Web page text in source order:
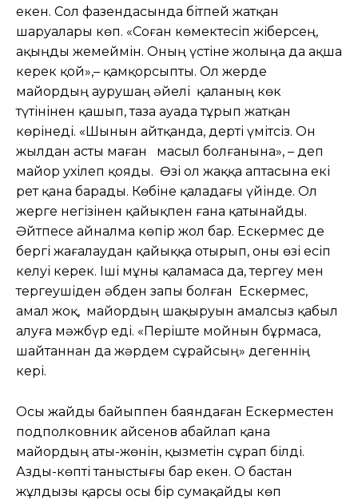
екен. Сол фазендасында бітпей жатқан
шаруалары көп. «Соған көмектесіп жіберсең,
ақыңды жемеймін. Оның үстіне жолыңа да ақша
керек қой»,– қамқорсыпты. Ол жерде
майордың аурушаң әйелі қаланың көк
түтінінен қашып, таза ауада тұрып жатқан
көрінеді. «Шынын айтқанда, дерті үмітсіз. Он
жылдан асты маған масыл болғанына», – деп
майор ухілеп қояды. Өзі ол жаққа аптасына екі
рет қана барады. Көбіне қаладағы үйінде. Ол
жерге негізінен қайықпен ғана қатынайды.
Әйтпесе айналма көпір жол бар. Ескермес де
бергі жағалаудан қайыққа отырып, оны өзі есіп
келуі керек. Іші мұны қаламаса да, тергеу мен
тергеушіден әбден запы болған Ескермес,
амал жоқ, майордың шақыруын амалсыз қабыл
алуға мәжбүр еді. «Періште мойнын бұрмаса,
шайтаннан да жәрдем сұрайсың» дегеннің
кері.
Осы жайды байыппен баяндаған Ескерместен
подполковник Қайсенов абайлап қана
майордың аты-жөнін, қызметін сұрап білді.
Азды-көпті таныстығы бар екен. О бастан
жұлдызы қарсы осы бір сумақайды көп